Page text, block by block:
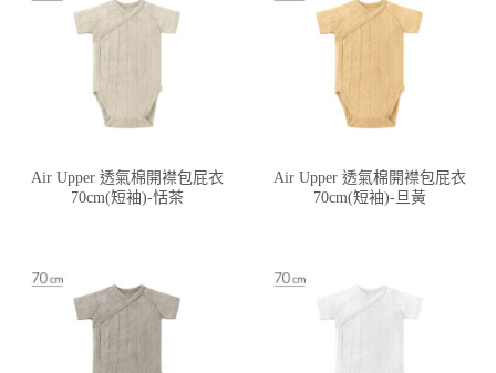
Air Upper 透氣棉開襟包屁衣
70cm(短袖)-恬茶
Air Upper 透氣棉開襟包屁衣
70cm(短袖)-旦黃